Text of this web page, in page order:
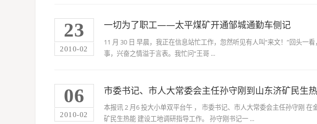
23
2010-02
一切为了职工——太平煤矿开通邹城通勤车侧记
11 月 30 日 早晨，我正在信息站忙工作，忽然听见有人叫“来文！”回头
事，兴奋之情溢于言表。我忙问“王哥 ...
06
2010-02
市委书记、市人大常委会主任孙守刚到山东济矿民生
本报讯 2 月6 投大小单双平台午 ， 市委书记、市人大常委会主任孙守刚
矿民生热能 建设工地调研指导工作。 孙守刚书记一 ...